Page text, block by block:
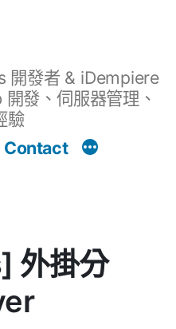
開發者 & iDempiere
發、伺服器管理、
驗
Contact
外掛分
Filter